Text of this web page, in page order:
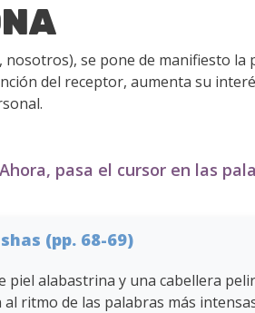
nosotros), se pone de manifiesto la
del receptor, aumenta su
pasa el cursor en las
(pp. 68-69)
piel alabastrina y una cabellera
ritmo de las palabras más